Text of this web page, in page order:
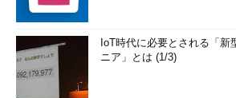
IoT時代に必要とされる「新
ニア」とは (1/3)